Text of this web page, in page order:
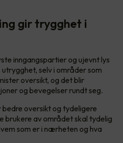
gir trygghet i
inngangspartier og ujevnt lys
selv i områder som
oversikt, og det blir
og bevegelser rundt seg.
bedre oversikt og tydeligere
brukere av området skal tydelig
som er i nærheten og hva